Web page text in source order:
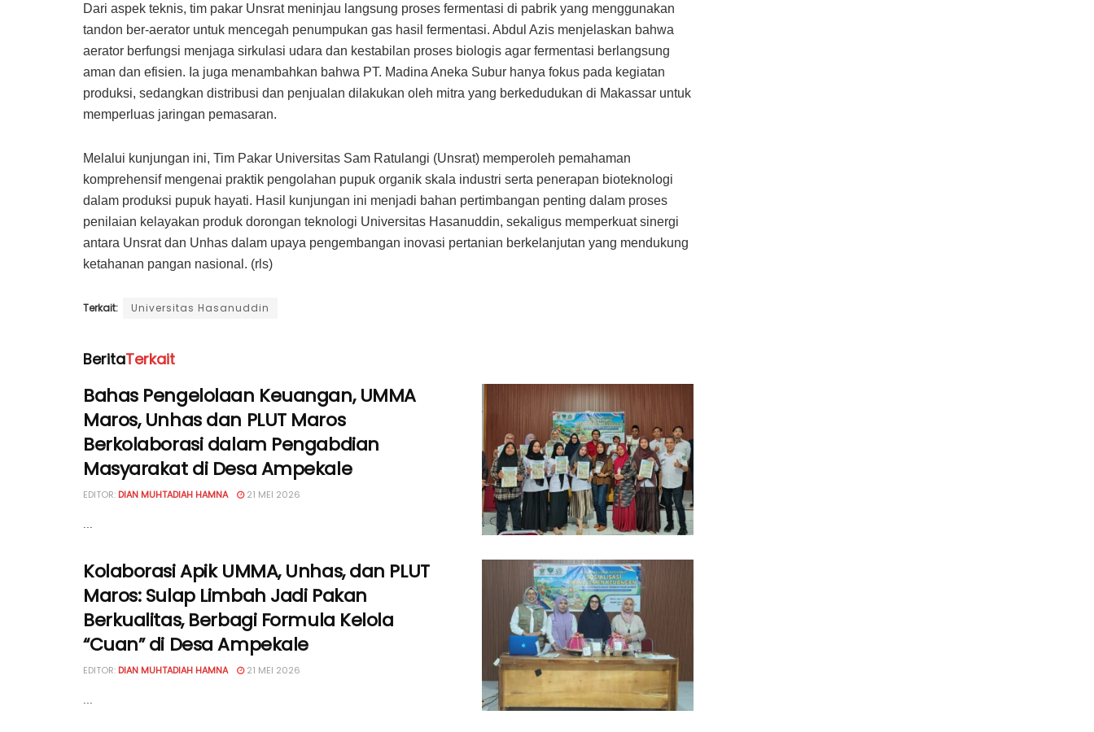
Dari aspek teknis, tim pakar Unsrat meninjau langsung proses fermentasi di pabrik yang menggunakan
tandon ber-aerator untuk mencegah penumpukan gas hasil fermentasi. Abdul Azis menjelaskan bahwa
aerator berfungsi menjaga sirkulasi udara dan kestabilan proses biologis agar fermentasi berlangsung
aman dan efisien. Ia juga menambahkan bahwa PT. Madina Aneka Subur hanya fokus pada kegiatan
produksi, sedangkan distribusi dan penjualan dilakukan oleh mitra yang berkedudukan di Makassar untuk
memperluas jaringan pemasaran.
Melalui kunjungan ini, Tim Pakar Universitas Sam Ratulangi (Unsrat) memperoleh pemahaman
komprehensif mengenai praktik pengolahan pupuk organik skala industri serta penerapan bioteknologi
dalam produksi pupuk hayati. Hasil kunjungan ini menjadi bahan pertimbangan penting dalam proses
penilaian kelayakan produk dorongan teknologi Universitas Hasanuddin, sekaligus memperkuat sinergi
antara Unsrat dan Unhas dalam upaya pengembangan inovasi pertanian berkelanjutan yang mendukung
ketahanan pangan nasional. (rls)
Terkait: Universitas Hasanuddin
BeritaTerkait
Bahas Pengelolaan Keuangan, UMMA
Maros, Unhas dan PLUT Maros
Berkolaborasi dalam Pengabdian
Masyarakat di Desa Ampekale
EDITOR: DIAN MUHTADIAH HAMNA 21 MEI 2026
Kolaborasi Apik UMMA, Unhas, dan PLUT
Maros: Sulap Limbah Jadi Pakan
Berkualitas, Berbagi Formula Kelola
“Cuan” di Desa Ampekale
EDITOR: DIAN MUHTADIAH HAMNA 21 MEI 2026